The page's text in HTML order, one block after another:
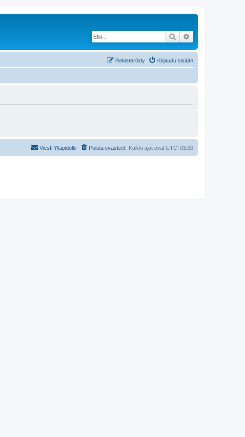
Etsi
Kirjaudu sisään
Rekisteröidy
Kaikki ajat ovat UTC+03:00
Poista evästeet
Viesti Ylläpidolle